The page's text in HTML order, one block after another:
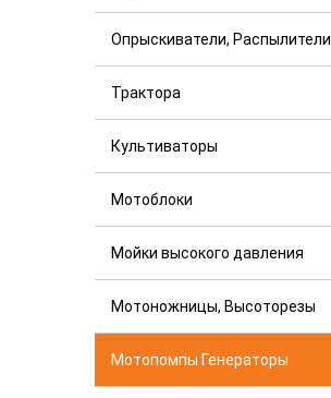
Опрыскиватели, Распылители
Трактора
Культиваторы
Мотоблоки
Мойки высокого давления
Мотоножницы, Высоторезы
Мотопомпы Генераторы